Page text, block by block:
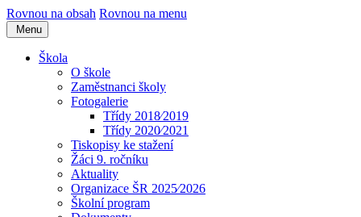
Rovnou na obsah Rovnou na menu
Menu
Škola
O škole
Zaměstnanci školy
Fotogalerie
Třídy 2018⁄2019
Třídy 2020⁄2021
Tiskopisy ke stažení
Žáci 9. ročníku
Aktuality
Organizace ŠR 2025⁄2026
Školní program